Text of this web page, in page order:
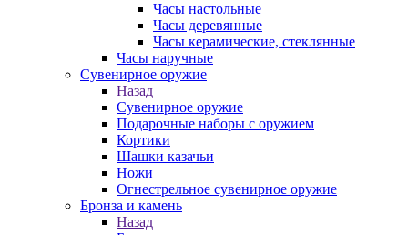
Часы настольные
Часы деревянные
Часы керамические, стеклянные
Часы наручные
Сувенирное оружие
Назад
Сувенирное оружие
Подарочные наборы с оружием
Кортики
Шашки казачьи
Ножи
Огнестрельное сувенирное оружие
Бронза и камень
Назад